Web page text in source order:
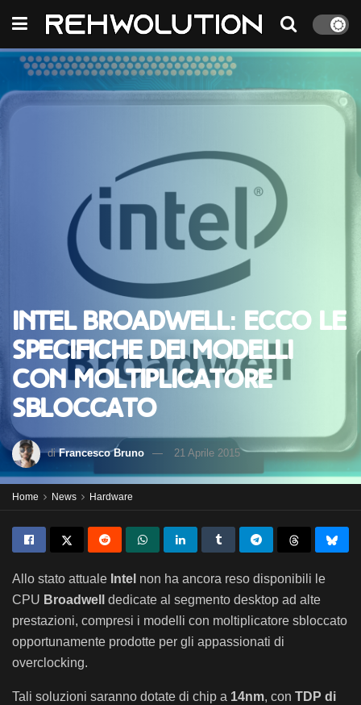
Intel Broadwell: ecco le
specifiche dei modelli
con moltiplicatore
sbloccato
di Francesco Bruno 21 Aprile 2015
Home News Hardware
Allo stato attuale Intel non ha ancora reso disponibili le
CPU Broadwell
dedicate al segmento desktop ad alte
prestazioni, compresi i modelli con moltiplicatore sbloccato
opportunamente prodotte per gli appassionati di
overclocking.
Tali soluzioni saranno dotate di chip a 14nm, con TDP di